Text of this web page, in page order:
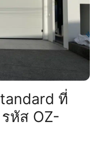
ที่
หัส OZ-